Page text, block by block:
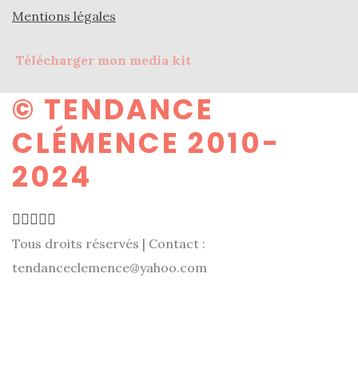
Mentions légales
Télécharger mon media kit
© TENDANCE
CLÉMENCE 2010-
2024
Tous droits réservés | Contact :
tendanceclemence@yahoo.com